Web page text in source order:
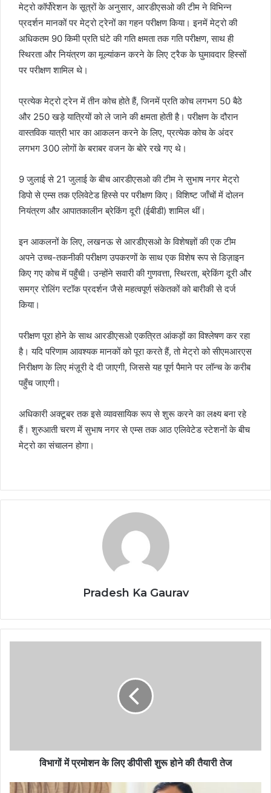
मेट्रो कॉर्पोरेशन के सूत्रों के अनुसार, आरडीएसओ की टीम ने विभिन्न
प्रदर्शन मानकों पर मेट्रो ट्रेनों का गहन परीक्षण किया। इनमें मेट्रो की
अधिकतम 90 किमी प्रति घंटे की गति क्षमता तक गति परीक्षण, साथ ही
स्थिरता और नियंत्रण का मूल्यांकन करने के लिए ट्रैक के घुमावदार हिस्सों
पर परीक्षण शामिल थे।
प्रत्येक मेट्रो ट्रेन में तीन कोच होते हैं, जिनमें प्रति कोच लगभग 50 बैठे
और 250 खड़े यात्रियों को ले जाने की क्षमता होती है। परीक्षण के दौरान
वास्तविक यात्री भार का आकलन करने के लिए, प्रत्येक कोच के अंदर
लगभग 300 लोगों के बराबर वजन के बोरे रखे गए थे।
9 जुलाई से 21 जुलाई के बीच आरडीएसओ की टीम ने सुभाष नगर मेट्रो
डिपो से एम्स तक एलिवेटेड हिस्से पर परीक्षण किए। विशिष्ट जाँचों में दोलन
नियंत्रण और आपातकालीन ब्रेकिंग दूरी (ईबीडी) शामिल थीं।
इन आकलनों के लिए, लखनऊ से आरडीएसओ के विशेषज्ञों की एक टीम
अपने उच्च-तकनीकी परीक्षण उपकरणों के साथ एक विशेष रूप से डिज़ाइन
किए गए कोच में पहुँची। उन्होंने सवारी की गुणवत्ता, स्थिरता, ब्रेकिंग दूरी और
समग्र रोलिंग स्टॉक प्रदर्शन जैसे महत्वपूर्ण संकेतकों को बारीकी से दर्ज
किया।
परीक्षण पूरा होने के साथ आरडीएसओ एकत्रित आंकड़ों का विश्लेषण कर रहा
है। यदि परिणाम आवश्यक मानकों को पूरा करते हैं, तो मेट्रो को सीएमआरएस
निरीक्षण के लिए मंज़ूरी दे दी जाएगी, जिससे यह पूर्ण पैमाने पर लॉन्च के करीब
पहुँच जाएगी।
अधिकारी अक्टूबर तक इसे व्यावसायिक रूप से शुरू करने का लक्ष्य बना रहे
हैं। शुरुआती चरण में सुभाष नगर से एम्स तक आठ एलिवेटेड स्टेशनों के बीच
मेट्रो का संचालन होगा।
Pradesh Ka Gaurav
विभागों में प्रमोशन के लिए डीपीसी शुरू होने की तैयारी तेज